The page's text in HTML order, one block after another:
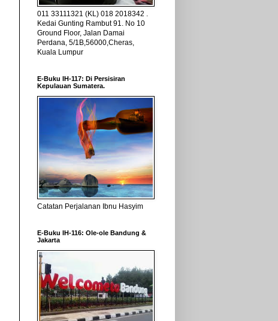
011 33111321 (KL) 018 2018342 .
Kedai Gunting Rambut 91. No 10
Ground Floor, Jalan Damai
Perdana, 5/1B,56000,Cheras,
Kuala Lumpur
E-Buku IH-117: Di Persisiran
Kepulauan Sumatera.
Catatan Perjalanan Ibnu Hasyim
E-Buku IH-116: Ole-ole Bandung &
Jakarta